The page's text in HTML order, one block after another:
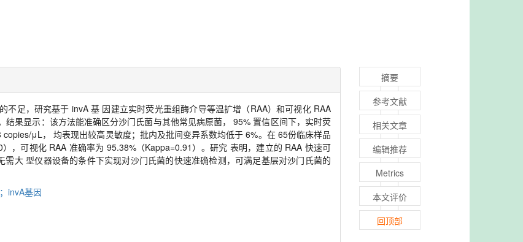
不足，研究基于 invA 基 因建立实时荧光重组酶介导等温扩增（RAA）和可视化 RAA
果显示：该方法能准确区分沙门氏菌与其他常见病原菌， 95% 置信区间下，实时荧
μL， 均表现出较高灵敏度；批内及批间变异系数均低于 6%。在 65份临床样品
，可视化 RAA 准确率为 95.38%（Kappa=0.91）。研究 表明，建立的 RAA 快速可
大 型仪器设备的条件下实现对沙门氏菌的快速准确检测，可满足基层对沙门氏菌的
invA基因
摘要
参考文献
相关文章
编辑推荐
Metrics
本文评价
回顶部